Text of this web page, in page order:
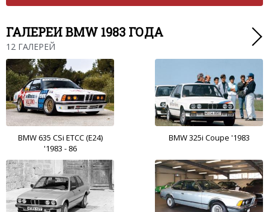
ГАЛЕРЕИ BMW 1983 ГОДА
12 ГАЛЕРЕЙ
BMW 635 CSi ETCC (E24)
'1983 - 86
BMW 325i Coupe '1983